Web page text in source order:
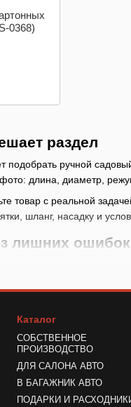
раздел
подобрать ручной
длина, диаметр,
товар с реальной
шланг, насадку и
лишних ошибок
: если инструмент
количеству
:
и
0368)
Каталог
СОБСТВЕННОЕ
ПРОИЗВОДСТВО
ДЛЯ САЛОНА АВТО
В БАГАЖНИК АВТО
ПОДАРКИ И